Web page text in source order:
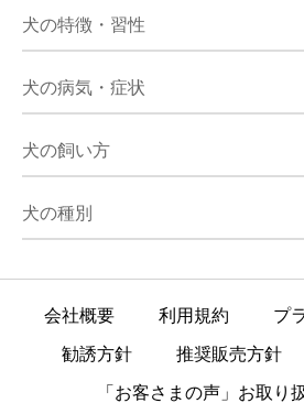
犬の特徴・習性
犬の病気・症状
犬の飼い方
犬の種別
会社概要 利用規約 プ
勧誘方針 推奨販売方針
「お客さまの声」お取り